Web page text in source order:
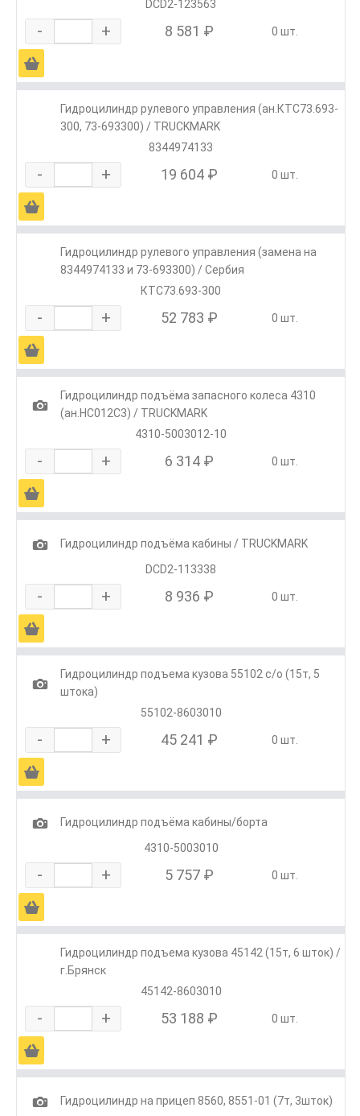
DCD2-123563
- + 8 581 ₽ 0 шт.
Ä
Гидроцилиндр рулевого управления (ан.КТС73.693-
300, 73-693300) / TRUCKMARK
8344974133
- + 19 604 ₽ 0 шт.
Ä
Гидроцилиндр рулевого управления (замена на
8344974133 и 73-693300) / Сербия
КТС73.693-300
- + 52 783 ₽ 0 шт.
Ä
1
Гидроцилиндр подъёма запасного колеса 4310
(ан.HC012C3) / TRUCKMARK
4310-5003012-10
- + 6 314 ₽ 0 шт.
Ä
1
Гидроцилиндр подъёма кабины / TRUCKMARK
DCD2-113338
- + 8 936 ₽ 0 шт.
Ä
1
Гидроцилиндр подъема кузова 55102 с/о (15т, 5
штока)
55102-8603010
- + 45 241 ₽ 0 шт.
Ä
1
Гидроцилиндр подъёма кабины/борта
4310-5003010
- + 5 757 ₽ 0 шт.
Ä
Гидроцилиндр подъема кузова 45142 (15т, 6 шток) /
г.Брянск
45142-8603010
- + 53 188 ₽ 0 шт.
Ä
1 Гидроцилиндр на прицеп 8560, 8551-01 (7т, 3шток)